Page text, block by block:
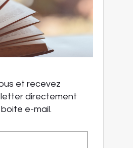
et recevez
directement
e-mail.